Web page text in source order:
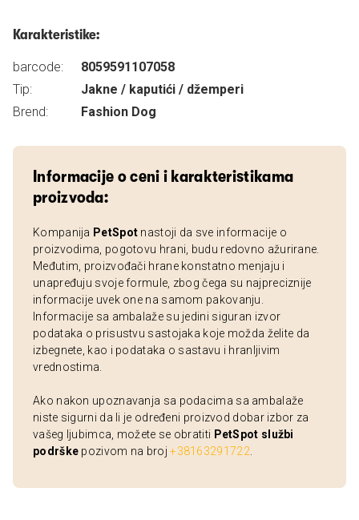
Karakteristike:
barcode:
8059591107058
Tip:
Jakne / kaputići / džemperi
Brend:
Fashion Dog
Informacije o ceni i karakteristikama
proizvoda:
Kompanija PetSpot nastoji da sve informacije o
proizvodima, pogotovu hrani, budu redovno ažurirane.
Međutim, proizvođači hrane konstatno menjaju i
unapređuju svoje formule, zbog čega su najpreciznije
informacije uvek one na samom pakovanju.
Informacije sa ambalaže su jedini siguran izvor
podataka o prisustvu sastojaka koje možda želite da
izbegnete, kao i podataka o sastavu i hranljivim
vrednostima.
Ako nakon upoznavanja sa podacima sa ambalaže
niste sigurni da li je određeni proizvod dobar izbor za
vašeg ljubimca, možete se obratiti PetSpot službi
podrške pozivom na broj+38163291722